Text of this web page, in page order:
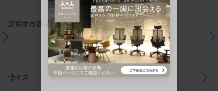
選択中の商品情報保証注意事項
サイズ